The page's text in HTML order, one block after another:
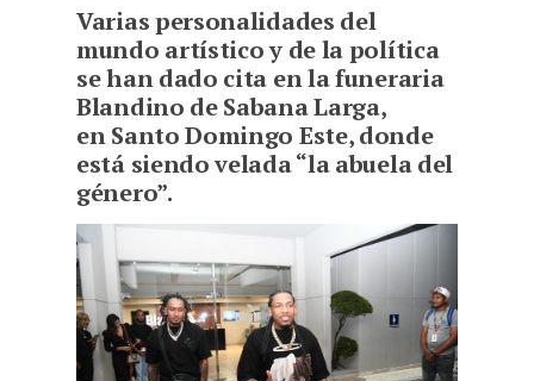
Varias personalidades del
mundo artístico y de la política
se han dado cita en la funeraria
Blandino de Sabana Larga,
en Santo Domingo Este, donde
está siendo velada “la abuela del
género”.